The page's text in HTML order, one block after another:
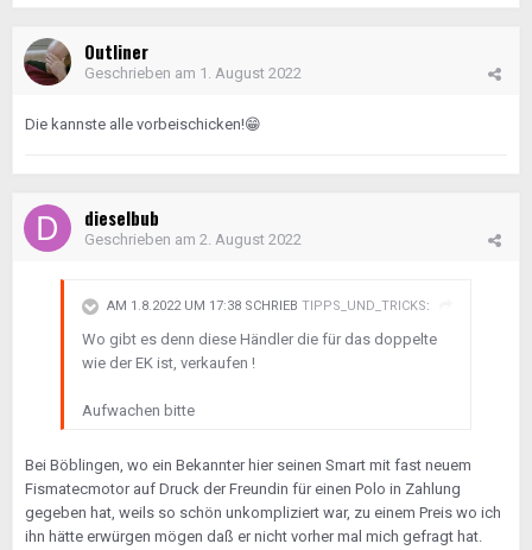
Outliner
Geschrieben am 1. August 2022
Die kannste alle vorbeischicken!😁
dieselbub
Geschrieben am 2. August 2022
AM 1.8.2022 UM 17:38 SCHRIEB TIPPS_UND_TRICKS:
Wo gibt es denn diese Händler die für das doppelte
wie der EK ist, verkaufen !
Aufwachen bitte
Bei Böblingen, wo ein Bekannter hier seinen Smart mit fast neuem
Fismatecmotor auf Druck der Freundin für einen Polo in Zahlung
gegeben hat, weils so schön unkompliziert war, zu einem Preis wo ich
ihn hätte erwürgen mögen daß er nicht vorher mal mich gefragt hat.